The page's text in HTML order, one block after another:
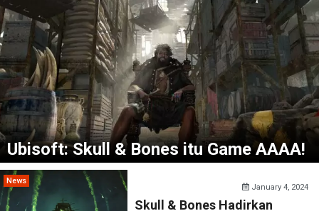
Ubisoft: Skull & Bones itu Game AAAA!
News
January 4, 2024
Skull & Bones Hadirkan